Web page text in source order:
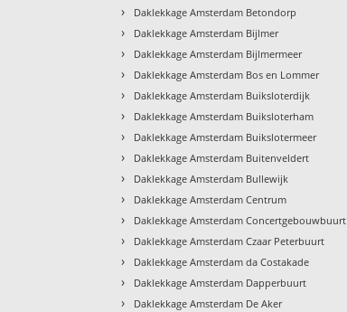
› Daklekkage Amsterdam Betondorp
› Daklekkage Amsterdam Bijlmer
› Daklekkage Amsterdam Bijlmermeer
› Daklekkage Amsterdam Bos en Lommer
› Daklekkage Amsterdam Buiksloterdijk
› Daklekkage Amsterdam Buiksloterham
› Daklekkage Amsterdam Buikslotermeer
› Daklekkage Amsterdam Buitenveldert
› Daklekkage Amsterdam Bullewijk
› Daklekkage Amsterdam Centrum
› Daklekkage Amsterdam Concertgebouwbuurt
› Daklekkage Amsterdam Czaar Peterbuurt
› Daklekkage Amsterdam da Costakade
› Daklekkage Amsterdam Dapperbuurt
› Daklekkage Amsterdam De Aker